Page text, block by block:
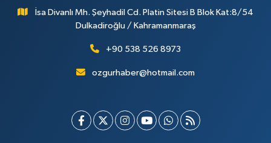
İsa Divanlı Mh. Şeyhadil Cd. Platin Sitesi B Blok Kat:8/54
Dulkadiroğlu / Kahramanmaraş
+90 538 526 8973
ozgurhaber@hotmail.com